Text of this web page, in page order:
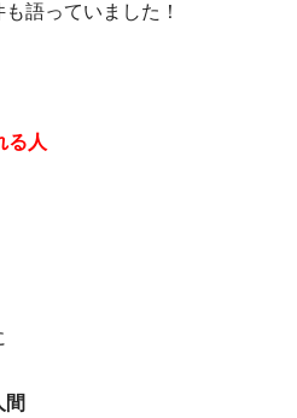
語っていました！
る人
間